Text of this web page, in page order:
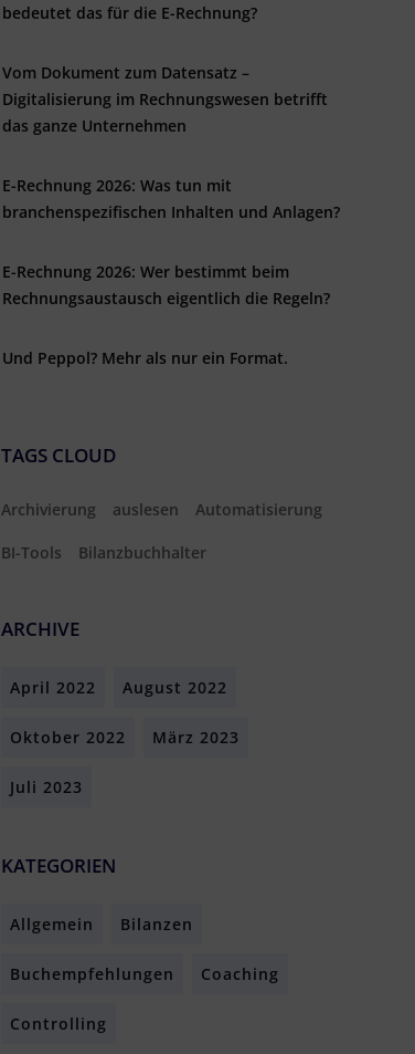
bedeutet das für die E-Rechnung?
Vom Dokument zum Datensatz –
Digitalisierung im Rechnungswesen betrifft
das ganze Unternehmen
E-Rechnung 2026: Was tun mit
branchenspezifischen Inhalten und Anlagen?
E-Rechnung 2026: Wer bestimmt beim
Rechnungsaustausch eigentlich die Regeln?
Und Peppol? Mehr als nur ein Format.
TAGS CLOUD
Archivierung auslesen Automatisierung
BI-Tools Bilanzbuchhalter
ARCHIVE
April 2022 August 2022
Oktober 2022 März 2023
Juli 2023
KATEGORIEN
Allgemein Bilanzen
Buchempfehlungen Coaching
Controlling